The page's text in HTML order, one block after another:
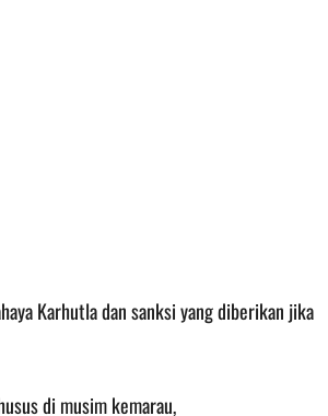
Karhutla dan sanksi yang diberikan jika
di musim kemarau,